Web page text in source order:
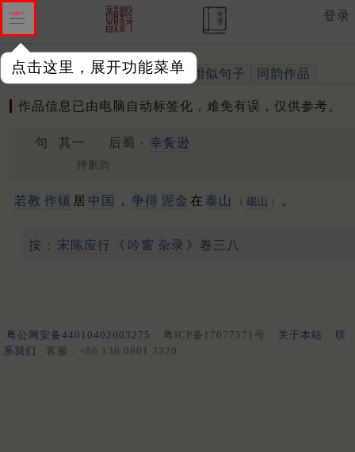
点击这里，展开功能菜单
登录
作品 标注四声 出处、引用 相似句子 同韵作品
作品信息已由电脑自动标签化，难免有误，仅供参考。
句 其一 后蜀 · 幸夤逊
押删韵
若教 作镇 居 中国 ， 争得 泥金 在 泰山 （ 岷山 ） 。
按： 宋陈应行 《 吟窗 杂录 》卷三八
粤公网安备44010402003275 粤ICP备17077571号 关于本站
联
系我们
客服：+86 136 0901 3320